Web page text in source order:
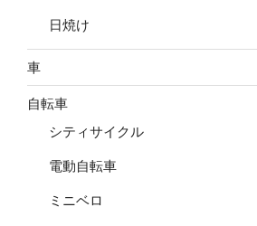
日焼け
車
自転車
シティサイクル
電動自転車
ミニベロ